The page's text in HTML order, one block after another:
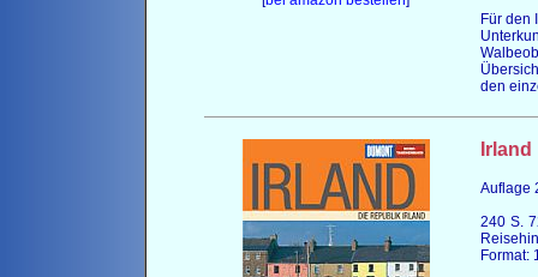
Für den
den
Irland
Auflage
240 S.
Format: